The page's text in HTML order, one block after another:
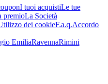
I tuoi acquistiLe tue
premioLa Società
dei cookieF.a.q.Accordo
EmiliaRavennaRimini